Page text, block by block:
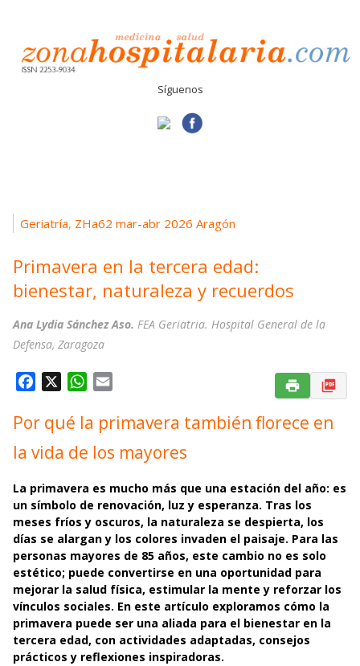
Síguenos
Geriatría, ZHa62 mar-abr 2026 Aragón
Primavera en la tercera edad:
bienestar, naturaleza y recuerdos
Ana Lydia Sánchez Aso. FEA Geriatria. Hospital General de la
Defensa, Zaragoza
c
b
o
k
W
a
s
p
p
a
l
Por qué la primavera también florece en
la vida de los mayores
La primavera es mucho más que una estación del año: es
un símbolo de renovación, luz y esperanza. Tras los
meses fríos y oscuros, la naturaleza se despierta, los
días se alargan y los colores invaden el paisaje. Para las
personas mayores de 85 años, este cambio no es solo
estético; puede convertirse en una oportunidad para
mejorar la salud física, estimular la mente y reforzar los
vínculos sociales. En este artículo exploramos cómo la
primavera puede ser una aliada para el bienestar en la
tercera edad, con actividades adaptadas, consejos
prácticos y reflexiones inspiradoras.